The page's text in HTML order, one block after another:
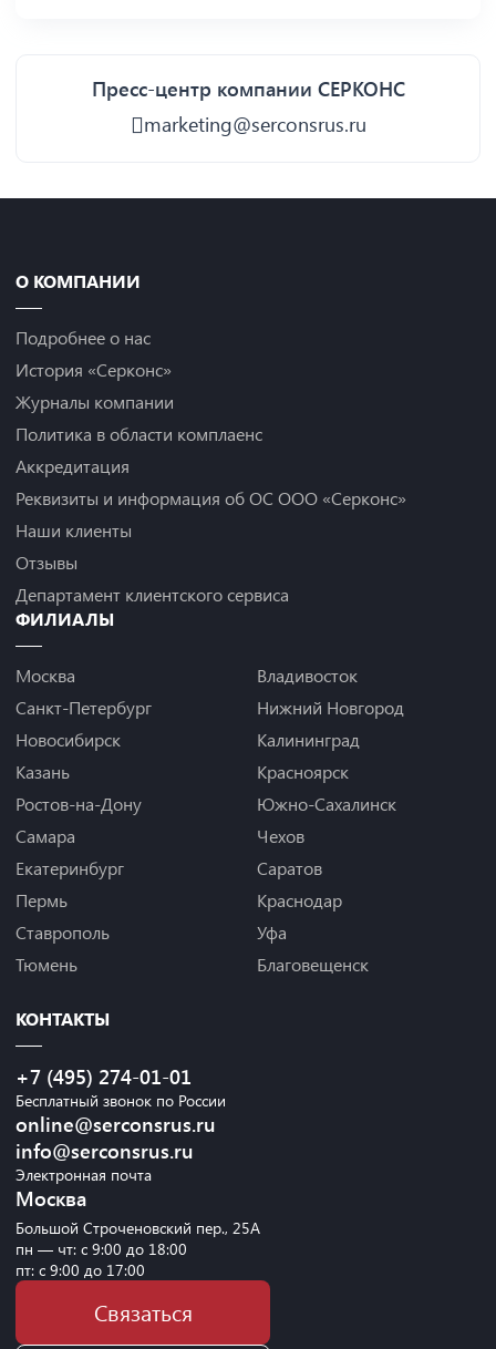
Пресс-центр компании СЕРКОНС
marketing@serconsrus.ru
О КОМПАНИИ
Подробнее о нас
История «Серконс»
Журналы компании
Политика в области комплаенс
Аккредитация
Реквизиты и информация об ОС ООО «Серконс»
Наши клиенты
Отзывы
Департамент клиентского сервиса
ФИЛИАЛЫ
Москва
Санкт-Петербург
Новосибирск
Казань
Ростов-на-Дону
Самара
Екатеринбург
Пермь
Ставрополь
Тюмень
Владивосток
Нижний Новгород
Калининград
Красноярск
Южно-Сахалинск
Чехов
Саратов
Краснодар
Уфа
Благовещенск
КОНТАКТЫ
+7 (495) 274-01-01
Бесплатный звонок по России
online@serconsrus.ru
info@serconsrus.ru
Электронная почта
Москва
Большой Строченовский пер., 25А
пн — чт: с 9:00 до 18:00
пт: с 9:00 до 17:00
Связаться